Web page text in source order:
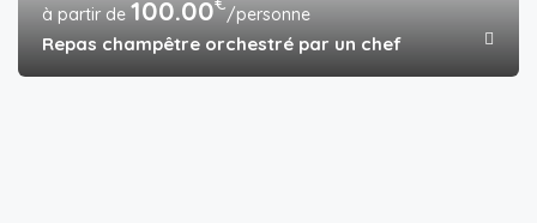
100.00 /personne
Repas champêtre orchestré par un chef